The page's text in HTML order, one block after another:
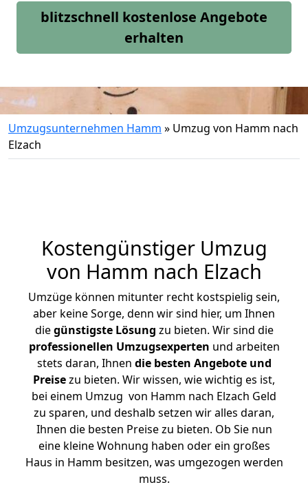
blitzschnell kostenlose Angebote
erhalten
Umzugsunternehmen Hamm » Umzug von Hamm nach
Elzach
Kostengünstiger Umzug
von Hamm nach Elzach
Umzüge können mitunter recht kostspielig sein,
aber keine Sorge, denn wir sind hier, um Ihnen
diegünstigste Lösung zu bieten. Wir sind die
professionellen Umzugsexperten und arbeiten
stets daran, Ihnen die besten Angebote und
Preisezu bieten. Wir wissen, wie wichtig es ist,
bei einem Umzug von Hamm nach Elzach Geld
zu sparen, und deshalb setzen wir alles daran,
Ihnen die besten Preise zu bieten. Ob Sie nun
eine kleine Wohnung haben oder ein großes
Haus in Hamm besitzen, was umgezogen werden
muss.